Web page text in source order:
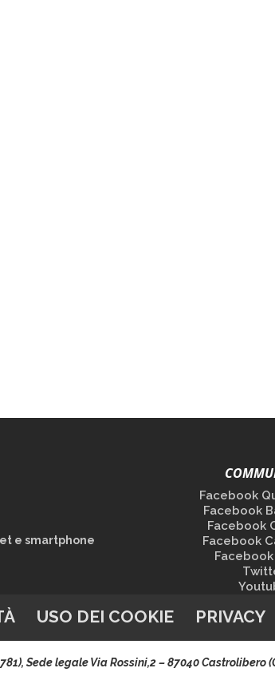
e smartphone
Facebook
Facebook
Facebook
Facebook
USO DEI COOKIE PRIVACY
Sede legale Via Rossini,2 – 87040 Castrolibero